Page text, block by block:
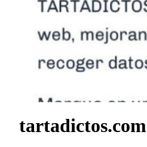
tartadictos.com